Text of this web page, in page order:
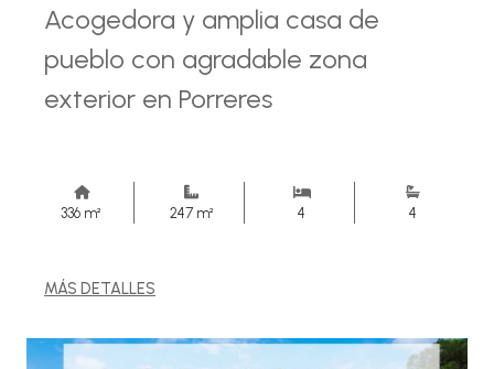
Acogedora y amplia casa de
pueblo con agradable zona
exterior en Porreres
336 m² 247 m² 4 4
MÁS DETALLES